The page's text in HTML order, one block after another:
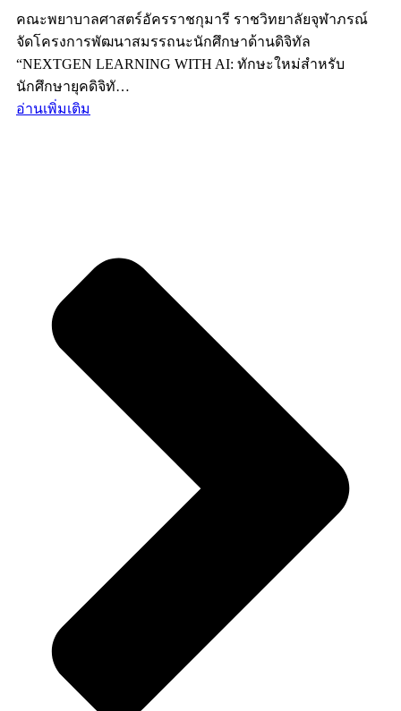
คณะพยาบาลศาสตร์อัครราชกุมารี ราชวิทยาลัยจุฬาภรณ์
จัดโครงการพัฒนาสมรรถนะนักศึกษาด้านดิจิทัล
“NEXTGEN LEARNING WITH AI: ทักษะใหม่สำหรับ
นักศึกษายุคดิจิทั…
อ่านเพิ่มเติม